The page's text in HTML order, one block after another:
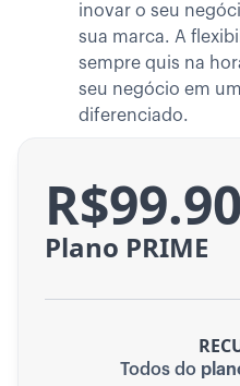
Plano PRIME
R$99.90
Todos do
inovar o seu
sua marca. A
sempre quis na
seu negócio em
diferenciado.